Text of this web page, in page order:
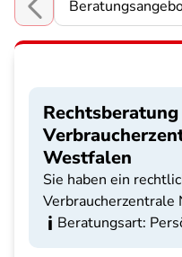
Choose a section
Westfalen
Sie haben ein
Verbraucherzentrale
Beratungsart: